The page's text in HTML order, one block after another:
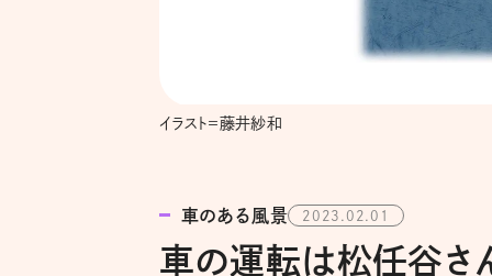
イラスト＝藤井紗和
車のある風景 2023.02.01
車の運転は松任谷さ